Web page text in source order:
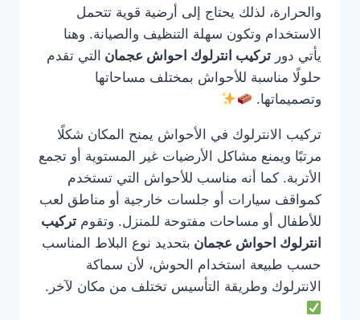
والحرارة، لذلك يحتاج إلى أرضية قوية تتحمل
الاستخدام وتكون سهلة التنظيف والصيانة. وهنا
يأتي دور تركيب انترلوك احواش عجمان التي تقدم
حلولًا مناسبة للأحواش بمختلف مساحاتها
وتصميماتها.
تركيب الانترلوك في الأحواش يمنح المكان شكلًا
مرتبًا ويمنع مشاكل الأرضيات غير المستوية أو تجمع
الأتربة. كما أنه مناسب للأحواش التي تستخدم
كمواقف سيارات أو جلسات خارجية أو مناطق لعب
للأطفال أو مساحات مفتوحة للمنزل. وتقوم تركيب
انترلوك احواش عجمان بتحديد نوع البلاط المناسب
حسب طبيعة استخدام الحوش، لأن سماكة
الانترلوك وطريقة التأسيس تختلف من مكان لآخر.